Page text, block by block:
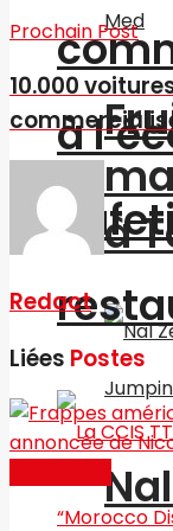
à
à
Prochain Post
10.000
Redact
Liées Postes